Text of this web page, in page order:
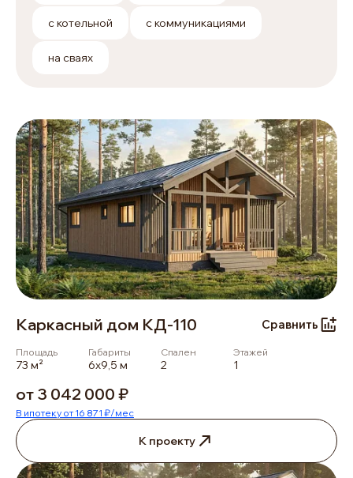
с котельной с коммуникациями
на сваях
Каркасный дом КД-110 Сравнить
Площадь
73 м²
Габариты
6х9,5 м
Спален
2
Этажей
1
от 3 042 000 ₽
В ипотеку от 16 871 ₽/мес
К проекту